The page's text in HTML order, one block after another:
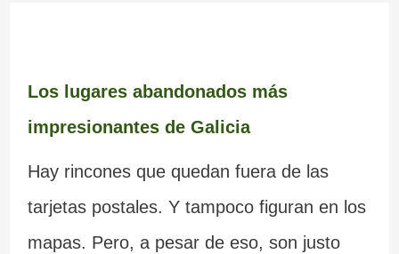
Los lugares abandonados más
impresionantes de Galicia
Hay rincones que quedan fuera de las
tarjetas postales. Y tampoco figuran en los
mapas. Pero, a pesar de eso, son justo